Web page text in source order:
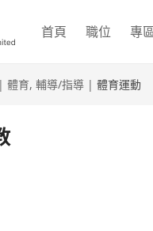
首頁 職位 專
| 體育, 輔導/指導 | 體育運動